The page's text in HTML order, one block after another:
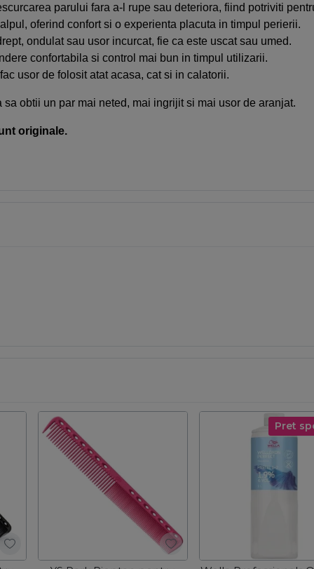
parului fara a-l rupe sau deteriora, fiind potriviti
oferind confort si o experienta placuta in timpul perierii.
ondulat sau usor incurcat, fie ca este uscat sau umed.
confortabila si control mai bun in timpul utilizarii.
usor de folosit atat acasa, cat si in calatorii.
obtii un par mai neted, mai ingrijit si mai usor de aranjat.
originale.
Pret